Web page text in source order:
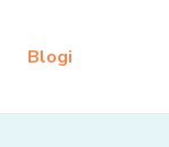
Blogi